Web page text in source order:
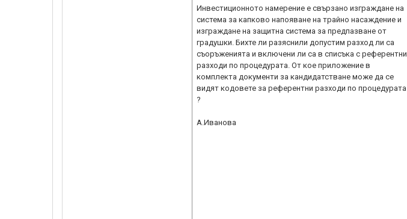
Инвестиционното намерение е свързано изграждане на
система за капково напояване на трайно насаждение и
изграждане на защитна система за предпазване от
градушки. Бихте ли разяснили допустим разход ли са
съоръженията и включени ли са в списъка с референтни
разходи по процедурата. От кое приложение в
комплекта документи за кандидатстване може да се
видят кодовете за референтни разходи по процедурата
?
А.Иванова